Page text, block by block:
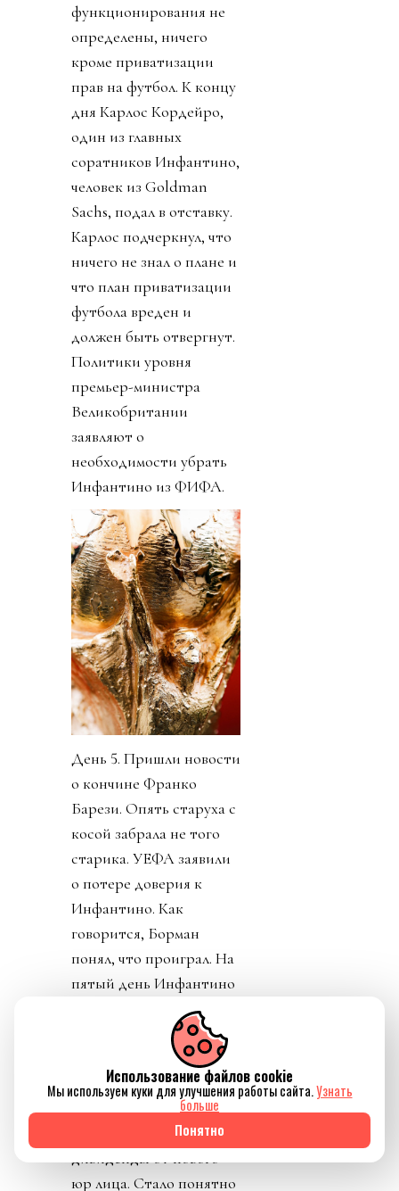
функционирования не
определены, ничего
кроме приватизации
прав на футбол. К концу
дня Карлос Кордейро,
один из главных
соратников Инфантино,
человек из Goldman
Sachs, подал в отставку.
Карлос подчеркнул, что
ничего не знал о плане и
что план приватизации
футбола вреден и
должен быть отвергнут.
Политики уровня
премьер-министра
Великобритании
заявляют о
необходимости убрать
Инфантино из ФИФА.
День 5. Пришли новости
о кончине Франко
Барези. Опять старуха с
косой забрала не того
старика. УЕФА заявили
о потере доверия к
Инфантино. Как
говорится, Борман
понял, что проиграл. На
пятый день Инфантино
отменяется. Пресса
узнала, что Джанни себе
уже выторговал
зарплату в 30 миллионов
долларов в год, и
дивиденды от нового
юр лица. Стало понятно
Использование файлов cookie
Мы используем куки для улучшения работы сайта.Узнать
больше
Понятно